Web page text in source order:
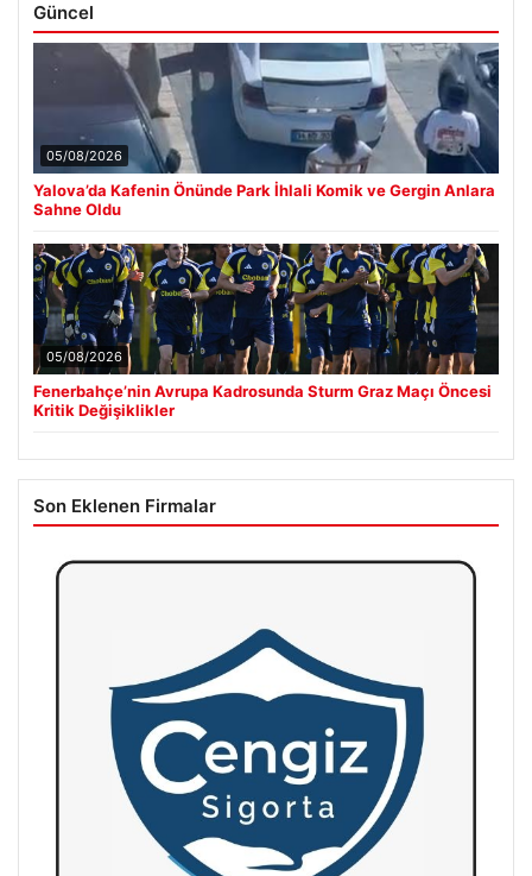
Güncel
05/08/2026
Yalova’da Kafenin Önünde Park İhlali Komik ve Gergin Anlara
Sahne Oldu
05/08/2026
Fenerbahçe’nin Avrupa Kadrosunda Sturm Graz Maçı Öncesi
Kritik Değişiklikler
Son Eklenen Firmalar